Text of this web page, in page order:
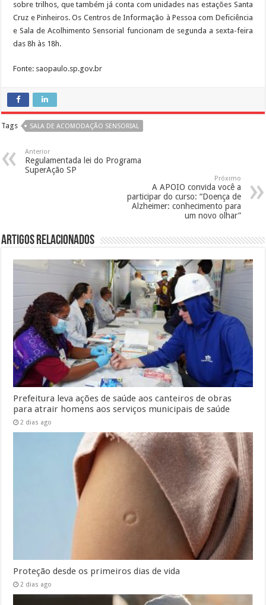
sobre trilhos, que também já conta com unidades nas estações Santa
Cruz e Pinheiros. Os Centros de Informação à Pessoa com Deficiência
e Sala de Acolhimento Sensorial funcionam de segunda a sexta-feira
das 8h às 18h.
Fonte: saopaulo.sp.gov.br
Tags SALA DE ACOMODAÇÃO SENSORIAL
Anterior
Regulamentada lei do Programa
SuperAção SP
Próximo
A APOIO convida você a
participar do curso: “Doença de
Alzheimer: conhecimento para
um novo olhar”
Artigos Relacionados
Prefeitura leva ações de saúde aos canteiros de obras
para atrair homens aos serviços municipais de saúde
2 dias ago
Proteção desde os primeiros dias de vida
2 dias ago